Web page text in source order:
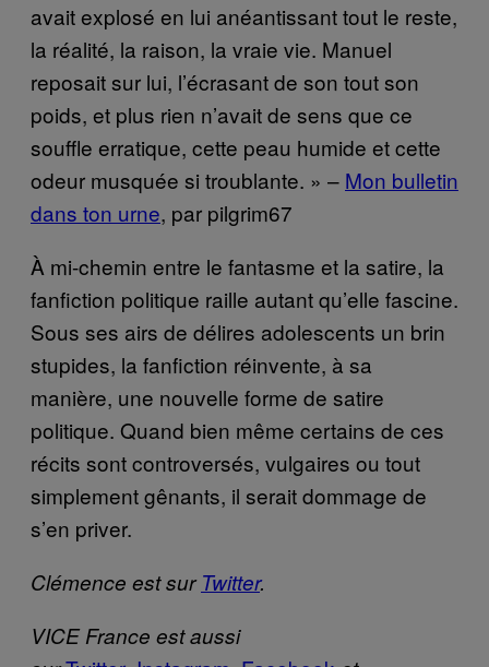
avait explosé en lui anéantissant tout le reste,
la réalité, la raison, la vraie vie. Manuel
reposait sur lui, l’écrasant de son tout son
poids, et plus rien n’avait de sens que ce
souffle erratique, cette peau humide et cette
odeur musquée si troublante. » – Mon bulletin
dans ton urne, par pilgrim67
À mi-chemin entre le fantasme et la satire, la
fanfiction politique raille autant qu’elle fascine.
Sous ses airs de délires adolescents un brin
stupides, la fanfiction réinvente, à sa
manière, une nouvelle forme de satire
politique. Quand bien même certains de ces
récits sont controversés, vulgaires ou tout
simplement gênants, il serait dommage de
s’en priver.
Clémence est surTwitter.
VICE France est aussi